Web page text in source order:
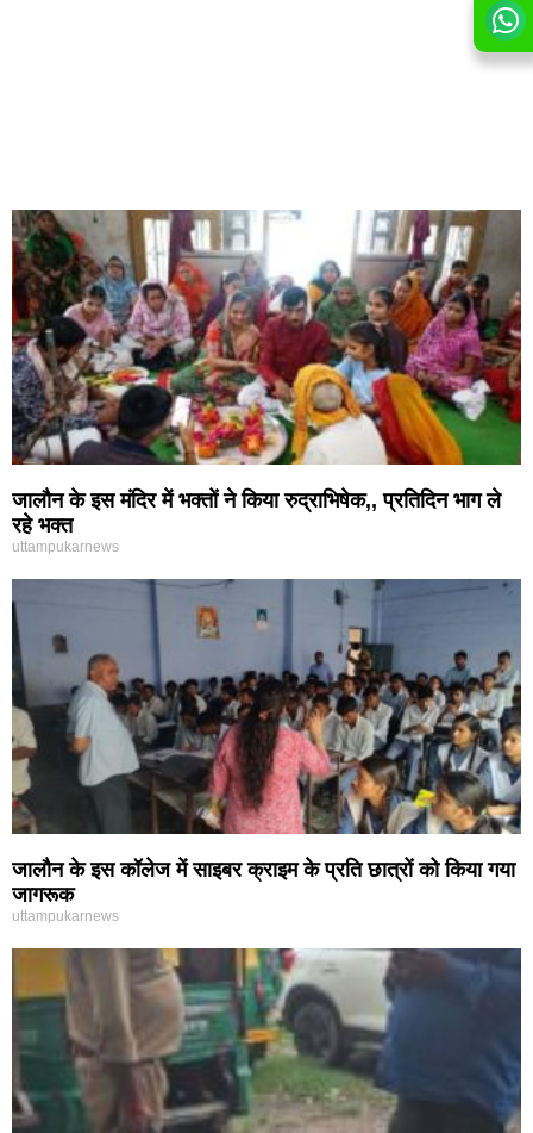
जालौन के इस मंदिर में भक्तों ने किया रुद्राभिषेक,, प्रतिदिन भाग ले
रहे भक्त
uttampukarnews
जालौन के इस कॉलेज में साइबर क्राइम के प्रति छात्रों को किया गया
जागरूक
uttampukarnews